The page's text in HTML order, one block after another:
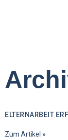
ELTERNARBEIT
Zum Artikel »